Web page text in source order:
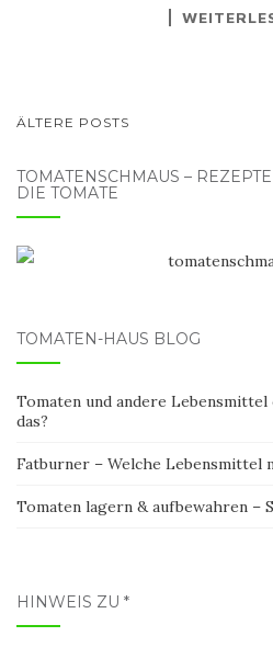
ÄLTERE POSTS
TOMATENSCHMAUS –
DIE TOMATE
TOMATEN-HAUS BLOG
Tomaten und andere
das?
Fatburner – Welche Lebensmittel
Tomaten lagern & aufbewahren –
HINWEIS ZU *